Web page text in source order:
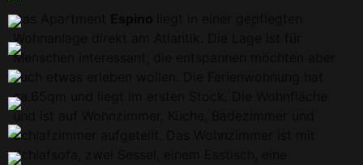
Das Apartment
Wohnanlage direkt am Atlantik. Die Lage ist für
Menschen interessant, die entspannen möchten aber
auch etwas erleben wollen. Die Ferienwohnung hat
ca.65qm und liegt im ersten Stock. Die Wohnfläche
Schlafzimmer aufgeteilt. Das Wohnzimmer ist mit
Schlafsofa, zwei Sessel, einem Esstisch, eine